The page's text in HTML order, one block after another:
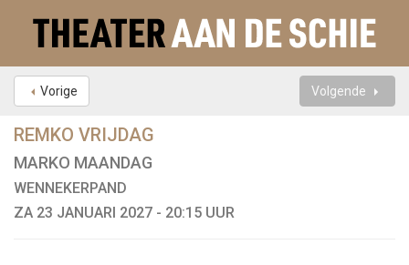
Vorige Volgende
REMKO VRIJDAG
MARKO MAANDAG
WENNEKERPAND
ZA 23 JANUARI 2027 - 20:15 UUR